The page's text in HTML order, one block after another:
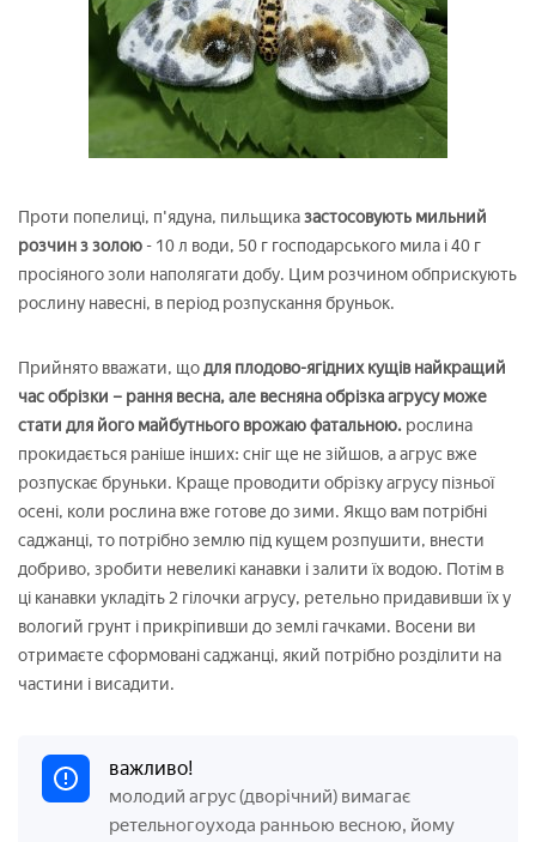
Проти попелиці, п'ядуна, пильщиказастосовують мильний
розчин з золою - 10 л води, 50 г господарського мила і 40 г
просіяного золи наполягати добу. Цим розчином обприскують
рослину навесні, в період розпускання бруньок.
Прийнято вважати, щодля плодово-ягідних кущів найкращий
час обрізки – рання весна, але весняна обрізка агрусу може
стати для його майбутнього врожаю фатальною. рослина
прокидається раніше інших: сніг ще не зійшов, а агрус вже
розпускає бруньки. Краще проводити обрізку агрусу пізньої
осені, коли рослина вже готове до зими. Якщо вам потрібні
саджанці, то потрібно землю під кущем розпушити, внести
добриво, зробити невеликі канавки і залити їх водою. Потім в
ці канавки укладіть 2 гілочки агрусу, ретельно придавивши їх у
вологий грунт і прикріпивши до землі гачками. Восени ви
отримаєте сформовані саджанці, який потрібно розділити на
частини і висадити.
важливо!
молодий агрус (дворічний) вимагає
ретельногоухода ранньою весною, йому